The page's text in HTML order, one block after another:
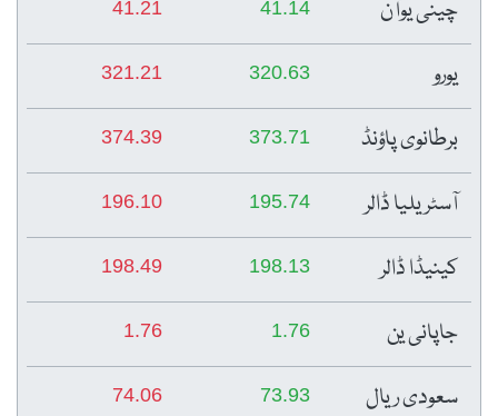
چینی یوآن
41.14
41.21
یورو 320.63
321.21
برطانوی پاؤنڈ 373.71
374.39
آسٹریلیا ڈالر 195.74
196.10
کینیڈا ڈالر 198.13
198.49
جاپانی ین 1.76
1.76
سعودی ریال 73.93
74.06